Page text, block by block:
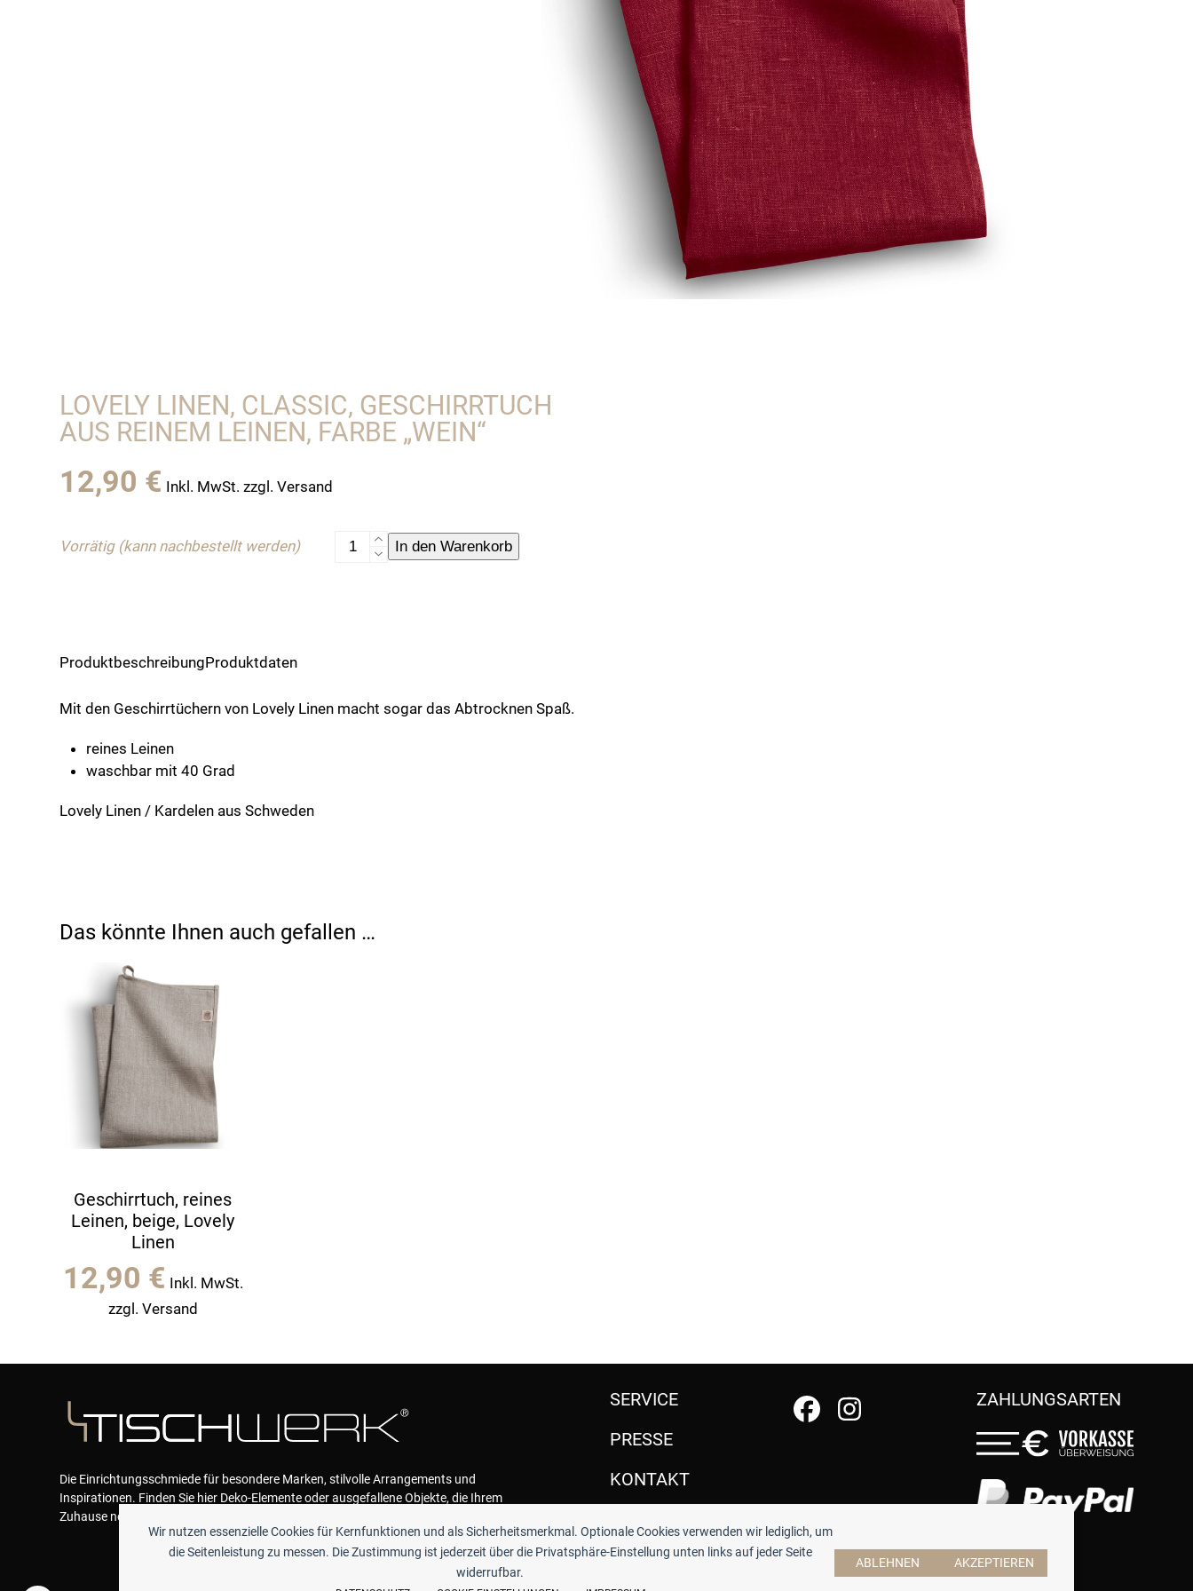
Wir nutzen essenzielle Cookies für Kernfunktionen und als Sicherheitsmerkmal. Optionale Cookies verwenden wir lediglich, um
die Seitenleistung zu messen. Die Zustimmung ist jederzeit über die Privatsphäre-Einstellung unten links auf jeder Seite
widerrufbar.
AKZEPTIEREN
ABLEHNEN
LOVELY LINEN, CLASSIC, GESCHIRRTUCH
AUS REINEM LEINEN, FARBE „WEIN“
12,90 € Inkl. MwSt. zzgl. Versand
Vorrätig (kann nachbestellt werden)
Lovely
"Wein"
In den Warenkorb
ProduktbeschreibungProduktdaten
Mit den Geschirrtüchern von Lovely Linen macht sogar das Abtrocknen Spaß.
reines Leinen
waschbar mit 40 Grad
Lovely Linen / Kardelen aus Schweden
Das könnte Ihnen auch gefallen …
Geschirrtuch, reines
Leinen, beige, Lovely
Linen
12,90 € Inkl. MwSt.
zzgl. Versand
Die Einrichtungsschmiede für besondere Marken, stilvolle Arrangements und
Inspirationen. Finden Sie hier Deko-Elemente oder ausgefallene Objekte, die Ihrem
Zuhause neue Akzente geben und das Wohlfühlen garantieren.
SERVICE
PRESSE
KONTAKT
ZAHLUNGSARTEN